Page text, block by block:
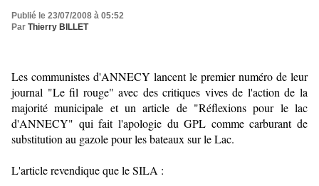
Publié le 23/07/2008 à 05:52
Par Thierry BILLET
Les communistes d'ANNECY lancent le premier numéro de leur
journal "Le fil rouge" avec des critiques vives de l'action de la
majorité municipale et un article de "Réflexions pour le lac
d'ANNECY" qui fait l'apologie du GPL comme carburant de
substitution au gazole pour les bateaux sur le Lac.
L'article revendique que le SILA :